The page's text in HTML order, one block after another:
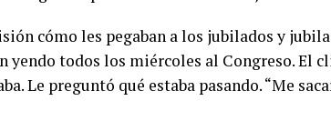
cómo les pegaban a los jubilados y
yendo todos los miércoles al Congreso. El
Le preguntó qué estaba pasando. “Me